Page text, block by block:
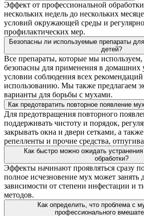
Эффект от профессиональной
нескольких недель до нескольких
условий окружающей среды и
профилактических мер.
Безопасны ли используемые препараты
детей?
Все препараты, которые мы
безопасны для применения в домашних
условии соблюдения всех
использованию. Мы также предлагаем
варианты для борьбы с мухами.
Как предотвратить повторное появление
Для предотвращения повторного
поддерживать чистоту и порядок,
закрывать окна и двери сетками, а
репелленты и прочие средства,
Как быстро можно ожидать
обработки?
Эффекты начинают проявляться сразу
полное исчезновение мух может занять
зависимости от степени инфестации и
методов.
Как определить, что проблема с
профессионального